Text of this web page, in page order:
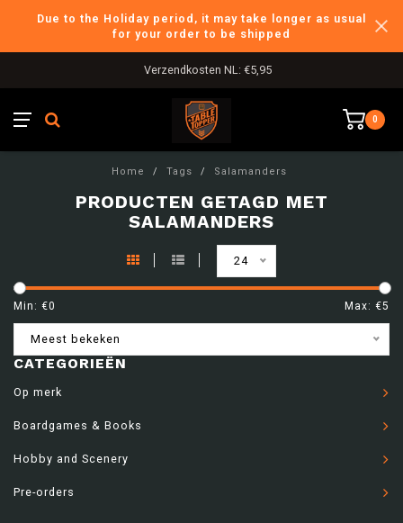
Due to the Holiday period, it may take longer as usual
for your order to be shipped
Verzendkosten NL: €5,95
0
Home / Tags / Salamanders
PRODUCTEN GETAGD MET
SALAMANDERS
24
Min: €0 Max: €5
Meest bekeken
CATEGORIEËN
Op merk
Boardgames & Books
Hobby and Scenery
Pre-orders